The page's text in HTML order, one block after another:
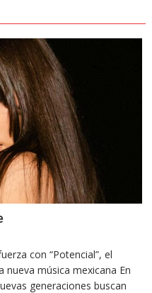
con “Potencial”, el
nueva música mexicana En
generaciones buscan